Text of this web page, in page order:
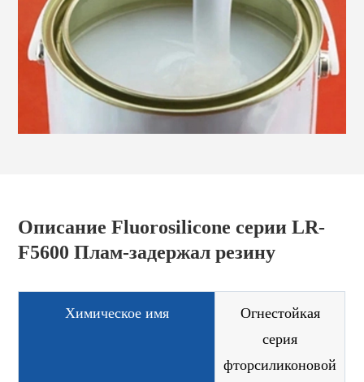
Описание Fluorosilicone серии LR-
F5600 Плам-задержал резину
Химическое имя
Огнестойкая
серия
фторсиликоновой